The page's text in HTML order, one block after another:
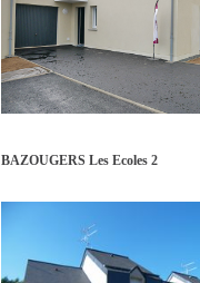
BAZOUGERS Les Ecoles 2